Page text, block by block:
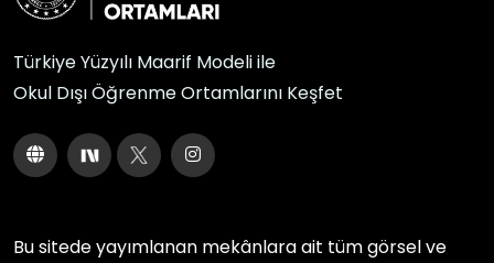
Türkiye Yüzyılı Maarif Modeli ile
Okul Dışı Öğrenme Ortamlarını Keşfet
Bu sitede yayımlanan mekânlara ait tüm görsel ve